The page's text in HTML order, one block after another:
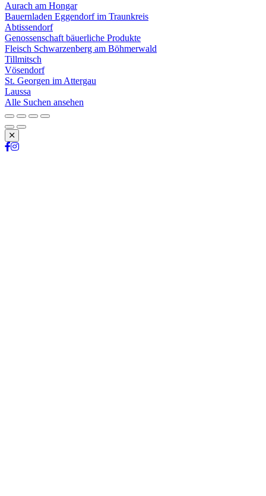
Aurach am Hongar
Bauernladen Eggendorf im Traunkreis
Abtissendorf
Genossenschaft bäuerliche Produkte
Fleisch Schwarzenberg am Böhmerwald
Tillmitsch
Vösendorf
St. Georgen im Attergau
Laussa
Alle Suchen ansehen
Schließen